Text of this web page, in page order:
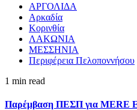
ΑΡΓΟΛΙΔΑ
Αρκαδία
Κορινθία
ΛΑΚΩΝΙΑ
ΜΕΣΣΗΝΙΑ
Περιφέρεια Πελοποννήσου
1 min read
Παρέμβαση ΠΕΣΠ για MERE